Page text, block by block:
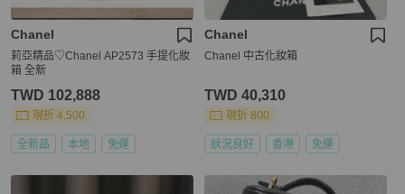
Chanel
莉亞精品♡Chanel AP2573 手提化妝
箱 全新
TWD 102,888
現折 4,500
全新品 本地 免運
Chanel
Chanel 中古化妝箱
TWD 40,310
現折 800
狀況良好 香港 免運